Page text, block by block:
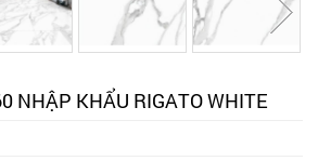
NHẬP KHẨU RIGATO WHITE